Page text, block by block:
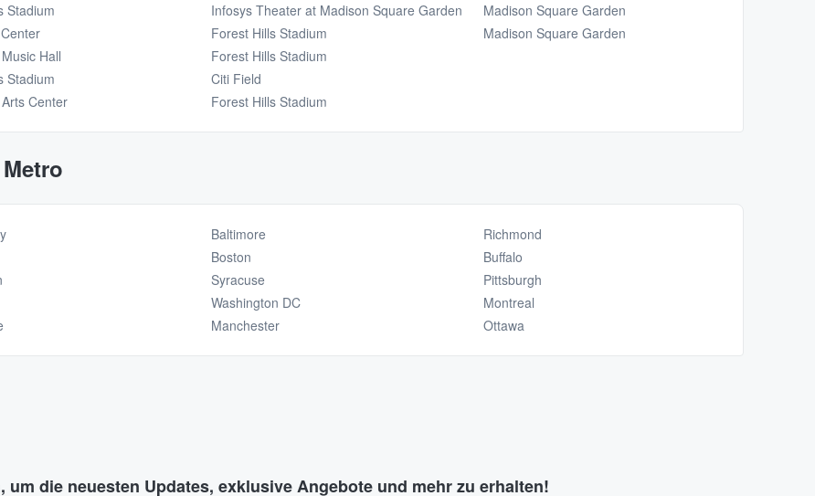
Stadium
Hall
Stadium
Center
Infosys Theater at Madison Square Garden
Forest Hills Stadium
Forest Hills Stadium
Citi Field
Forest Hills Stadium
Madison Square Garden
Madison Square Garden
Baltimore
Boston
Syracuse
Washington DC
Manchester
Richmond
Buffalo
Pittsburgh
Montreal
Ottawa
um die neuesten Updates, exklusive Angebote und mehr zu erhalten!